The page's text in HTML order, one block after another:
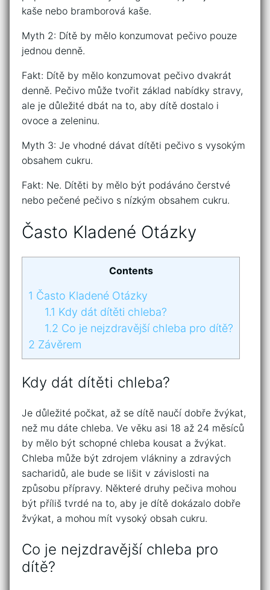
kaše nebo bramborová kaše.
Myth 2: Dítě by mělo konzumovat pečivo pouze
jednou denně.
Fakt: Dítě by mělo konzumovat pečivo dvakrát
denně. Pečivo může tvořit základ nabídky stravy,
ale je důležité dbát na to, aby dítě dostalo i
ovoce a zeleninu.
Myth 3: Je vhodné dávat dítěti pečivo s vysokým
obsahem cukru.
Fakt: Ne. Dítěti by mělo být podáváno čerstvé
nebo pečené pečivo s nízkým obsahem cukru.
Často Kladené Otázky
Contents
1 Často Kladené Otázky
1.1 Kdy dát dítěti chleba?
1.2 Co je nejzdravější chleba pro dítě?
2 Závěrem
Kdy dát dítěti chleba?
Je důležité počkat, až se dítě naučí dobře žvýkat,
než mu dáte chleba. Ve věku asi 18 až 24 měsíců
by mělo být schopné chleba kousat a žvýkat.
Chleba může být zdrojem vlákniny a zdravých
sacharidů, ale bude se lišit v závislosti na
způsobu přípravy. Některé druhy pečiva mohou
být příliš tvrdé na to, aby je dítě dokázalo dobře
žvýkat, a mohou mít vysoký obsah cukru.
Co je nejzdravější chleba pro
dítě?